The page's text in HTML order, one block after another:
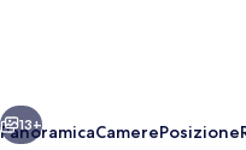
VILLA
Avanti
13+
PanoramicaCamerePosizione